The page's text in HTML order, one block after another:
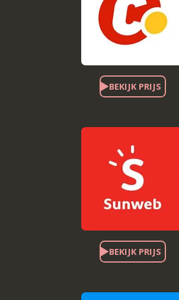
BEKIJK PRIJS
BEKIJK PRIJS